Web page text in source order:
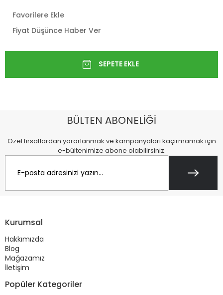
Favorilere Ekle
Fiyat Düşünce Haber Ver
BÜLTEN ABONELİĞİ
Özel fırsatlardan yararlanmak ve kampanyaları kaçırmamak için
e-bültenimize abone olabilirsiniz.
Kurumsal
Hakkımızda
Blog
Mağazamız
İletişim
Popüler Kategoriler